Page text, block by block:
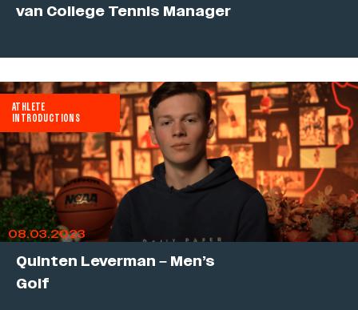
van College Tennis Manager
ATHLETE
INTRODUCTIONS
08.03.2023
Quinten Leverman – Men’s
Golf